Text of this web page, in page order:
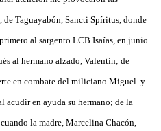
Taguayabón, Sancti Spíritus, donde
al sargento LCB Isaías, en junio
al hermano alzado, Valentín; de
en combate del miliciano Miguel y
acudir en ayuda su hermano; de la
la madre, Marcelina Chacón,